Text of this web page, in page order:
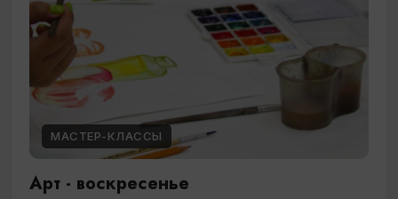
МАСТЕР-КЛАССЫ
Арт - воскресенье